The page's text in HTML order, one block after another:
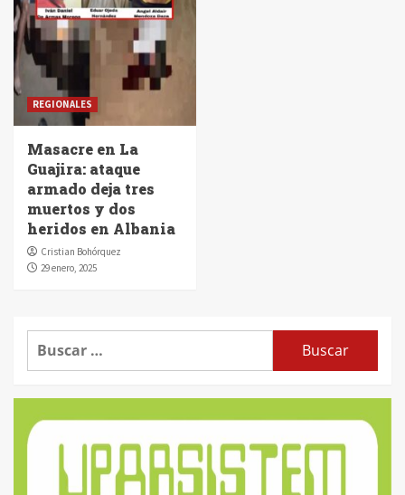
REGIONALES
Masacre en La
Guajira: ataque
armado deja tres
muertos y dos
heridos en Albania
Cristian Bohórquez
29 enero, 2025
Buscar: